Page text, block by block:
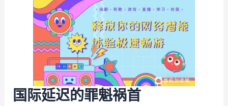
国际延迟的罪魁祸首